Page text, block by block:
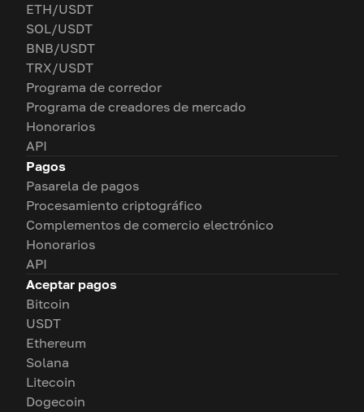
ETH/USDT
SOL/USDT
BNB/USDT
TRX/USDT
Programa de corredor
Programa de creadores de mercado
Honorarios
API
Pagos
Pasarela de pagos
Procesamiento criptográfico
Complementos de comercio electrónico
Honorarios
API
Aceptar pagos
Bitcoin
USDT
Ethereum
Solana
Litecoin
Dogecoin